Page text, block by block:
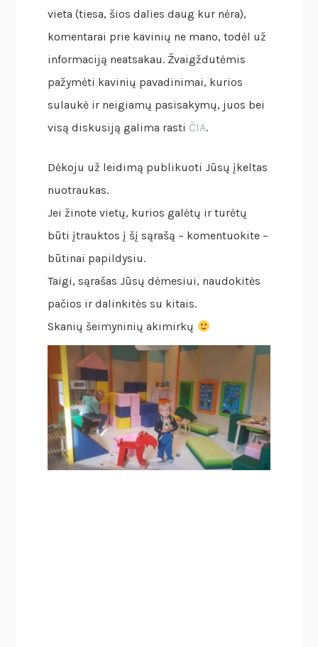
vieta (tiesa, šios dalies daug kur nėra),
komentarai prie kavinių ne mano, todėl už
informaciją neatsakau. Žvaigždutėmis
pažymėti kavinių pavadinimai, kurios
sulaukė ir neigiamų pasisakymų, juos bei
visą diskusiją galima rasti ČIA.
Dėkoju už leidimą publikuoti Jūsų įkeltas
nuotraukas.
Jei žinote vietų, kurios galėtų ir turėtų
būti įtrauktos į šį sąrašą – komentuokite –
būtinai papildysiu.
Taigi, sąrašas Jūsų dėmesiui, naudokitės
pačios ir dalinkitės su kitais.
Skanių šeimyninių akimirkų